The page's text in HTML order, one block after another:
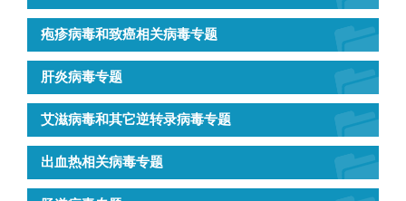
疱疹病毒和致癌相关病毒专题
肝炎病毒专题
艾滋病毒和其它逆转录病毒专题
出血热相关病毒专题